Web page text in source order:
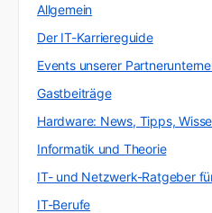
Allgemein
Der IT-Karriereguide
Events unserer
Gastbeiträge
Hardware: News, Tipps,
Informatik und Theorie
IT- und Netzwerk-Ratgeber
IT-Berufe